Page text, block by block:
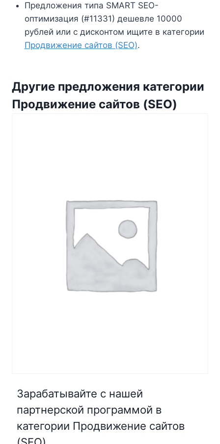
Предложения типа SMART SEO-
оптимизация (#11331) дешевле 10000
рублей или с дисконтом ищите в категории
Продвижение сайтов (SEO).
Другие предложения категории
Продвижение сайтов (SEO)
Зарабатывайте с нашей
партнерской программой в
категории Продвижение сайтов